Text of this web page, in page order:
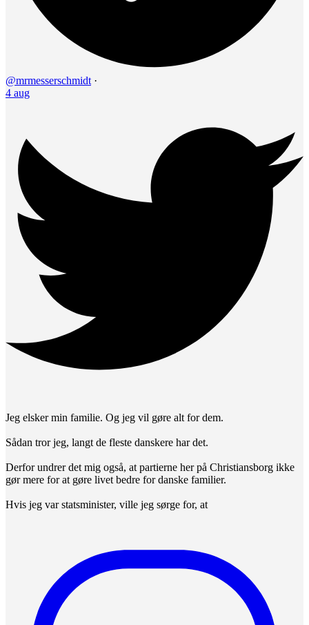
@mrmesserschmidt ·
4 aug
Jeg elsker min familie. Og jeg vil gøre alt for dem.
Sådan tror jeg, langt de fleste danskere har det.
Derfor undrer det mig også, at partierne her på Christiansborg ikke
gør mere for at gøre livet bedre for danske familier.
Hvis jeg var statsminister, ville jeg sørge for, at